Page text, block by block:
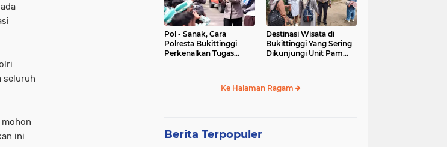
seluruh
ini
Pol - Sanak, Cara
Polresta Bukittinggi
Perkenalkan Tugas
Destinasi Wisata di
Bukittinggi Yang Sering
Dikunjungi Unit Pam
Ke Halaman Ragam
Berita Terpopuler